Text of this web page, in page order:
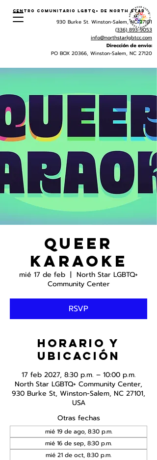
Centro Comunitario LGBTQ+ de North Star
930 Burke St. Winston-Salem, NC 27101
(336) 893-9053
info@northstarlgbtcc.com
Dirección de envio:
PO BOX 20366, Winston-Salem, NC 27120
Queer
Karaoke
mié 17 de feb
  |
North Star LGBTQ+
Community Center
RSVP
Horario y
ubicación
17 feb 2027, 8:30 p.m. – 10:00 p.m.
North Star LGBTQ+ Community Center,
930 Burke St, Winston-Salem, NC 27101,
USA
Otras fechas
mié 19 de ago, 8:30 p.m.
mié 16 de sep, 8:30 p.m.
mié 21 de oct, 8:30 p.m.